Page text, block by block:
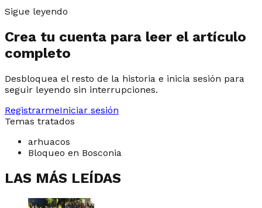
Sigue leyendo
Crea tu cuenta para leer el artículo
completo
Desbloquea el resto de la historia e inicia sesión para
seguir leyendo sin interrupciones.
RegistrarmeIniciar sesión
Temas tratados
arhuacos
Bloqueo en Bosconia
LAS MÁS LEÍDAS